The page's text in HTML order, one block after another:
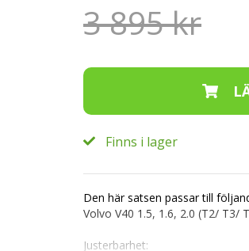
3 895 kr
Finns i lager
Den här satsen passar till
Volvo V40 1.5, 1.6, 2.0 (T2/ T3/
Justerbarhet: